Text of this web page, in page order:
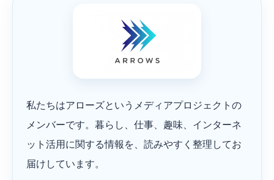
私たちはアローズというメディアプロジェクトの
メンバーです。暮らし、仕事、趣味、インターネ
ット活用に関する情報を、読みやすく整理してお
届けしています。